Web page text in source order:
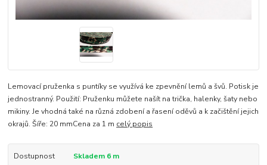
Lemovací pruženka s puntíky se využívá ke zpevnění lemů a švů. Potisk je
jednostranný. Použití: Pruženku můžete našít na trička, halenky, šaty nebo
mikiny. Je vhodná také na různá zdobení a řasení oděvů a k začištění jejich
okrajů. Šíře: 20 mmCena za 1 m celý popis
Dostupnost Skladem 6 m